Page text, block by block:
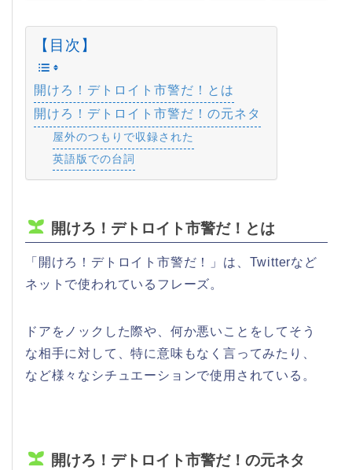
【目次】
開けろ！デトロイト市警だ！とは
開けろ！デトロイト市警だ！の元ネタ
屋外のつもりで収録された
英語版での台詞
開けろ！デトロイト市警だ！とは
「開けろ！デトロイト市警だ！」は、Twitterなど
ネットで使われているフレーズ。
ドアをノックした際や、何か悪いことをしてそう
な相手に対して、特に意味もなく言ってみたり、
など様々なシチュエーションで使用されている。
開けろ！デトロイト市警だ！の元ネタ